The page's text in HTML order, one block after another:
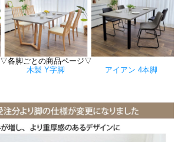
▽各脚ごとの商品ページ▽
木製 Y字脚 アイアン 4本脚